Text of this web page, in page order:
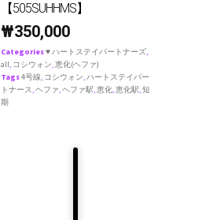
【505SUHHMS】
₩350,000
Categories♥ ハートステイパートナーズ,
all, コシウォン,恵化(ヘファ)
Tags4号線, コシウォン,ハートステイパー
トナース,ヘファ,ヘファ駅,恵化,恵化駅,短
期